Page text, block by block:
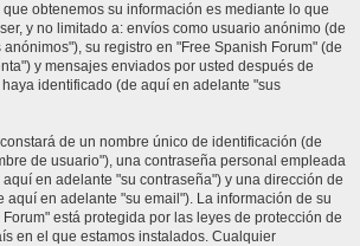
obtenemos su información es mediante lo que
y no limitado a: envíos como usuario anónimo (de
su registro en "Free Spanish Forum" (de
y mensajes enviados por usted después de
identificado (de aquí en adelante "sus
de un nombre único de identificación (de
de usuario"), una contraseña personal empleada
en adelante "su contraseña") y una dirección de
aquí en adelante "su email"). La información de su
está protegida por las leyes de protección de
en el que estamos instalados. Cualquier